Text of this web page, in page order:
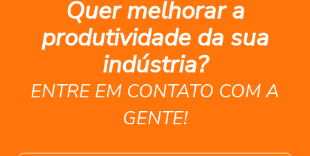
Quer melhorar a
produtividade da sua
indústria?
ENTRE EM CONTATO COM A
GENTE!